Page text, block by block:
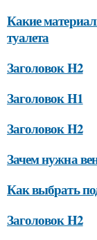
Какие
туалета
Заголовок H2
Заголовок H1
Заголовок H2
Зачем нужна
Как выбрать
Заголовок H2